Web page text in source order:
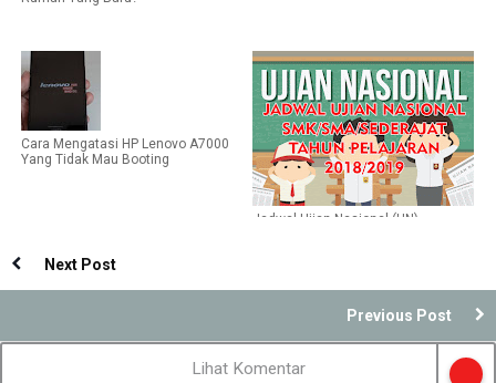
Cara Mengatasi HP Lenovo A7000
Yang Tidak Mau Booting
Jadwal Ujian Nasional (UN)
Next Post
Previous Post
Lihat Komentar